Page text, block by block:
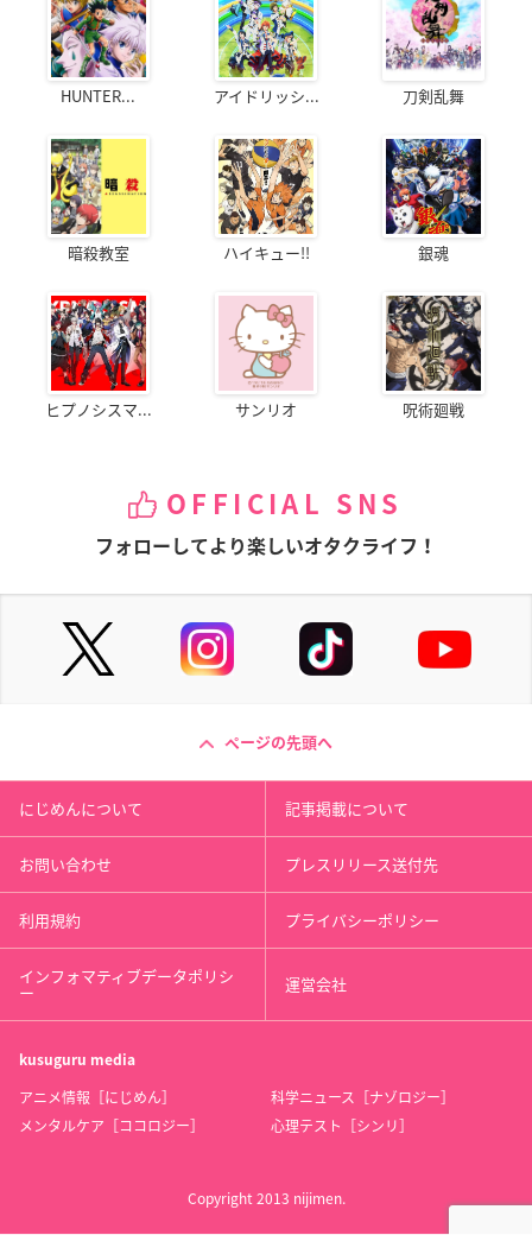
HUNTER... アイドリッシ... 刀剣乱舞
暗殺教室 ハイキュー!! 銀魂
ヒプノシスマ... サンリオ 呪術廻戦
OFFICIAL SNS
フォローしてより楽しいオタクライフ！
ページの先頭へ
にじめんについて 記事掲載について
お問い合わせ プレスリリース送付先
利用規約 プライバシーポリシー
インフォマティブデータポリシ
ー 運営会社
kusuguru media
アニメ情報［にじめん］
科学ニュース［ナゾロジー］
メンタルケア［ココロジー］
心理テスト［シンリ］
Copyright 2013 nijimen.